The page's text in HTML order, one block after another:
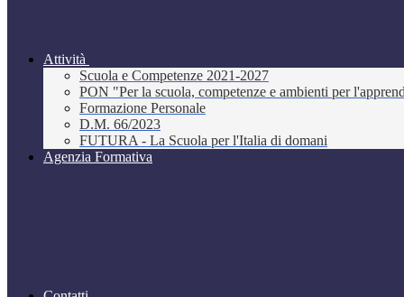
Attività
Scuola e Competenze 2021-2027
PON "Per la scuola, competenze e ambienti per
Formazione Personale
D.M. 66/2023
FUTURA - La Scuola per l'Italia di domani
Agenzia Formativa